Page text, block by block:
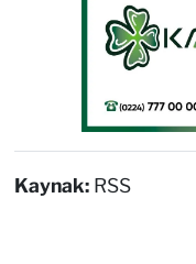
Kaynak: RSS